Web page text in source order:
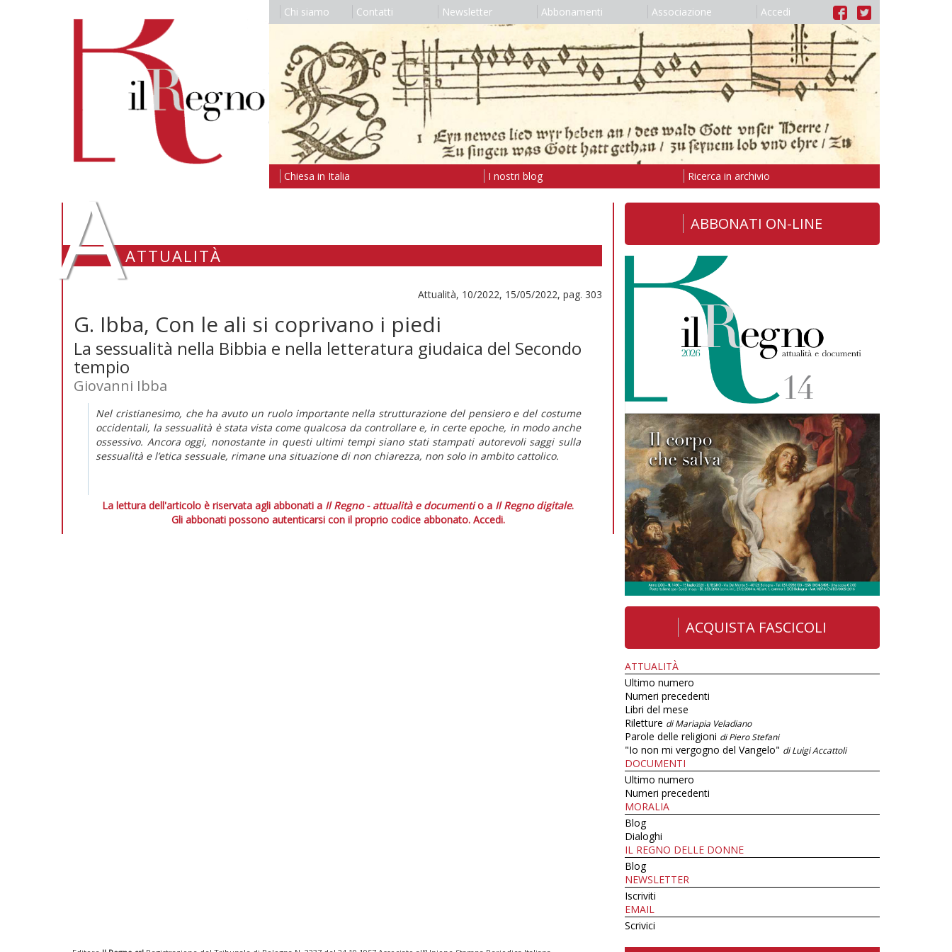
Chi siamo Contatti Newsletter Abbonamenti Associazione Accedi
Chiesa in Italia I nostri blog Ricerca in archivio
AATTUALITÀ
Attualità, 10/2022, 15/05/2022, pag. 303
G. Ibba, Con le ali si coprivano i piedi
La sessualità nella Bibbia e nella letteratura giudaica del Secondo
tempio
Giovanni Ibba
Nel cristianesimo, che ha avuto un ruolo importante nella strutturazione del pensiero e del costume
occidentali, la sessualità è stata vista come qualcosa da controllare e, in certe epoche, in modo anche
ossessivo. Ancora oggi, nonostante in questi ultimi tempi siano stati stampati autorevoli saggi sulla
sessualità e l’etica sessuale, rimane una situazione di non chiarezza, non solo in ambito cattolico.
La lettura dell'articolo è riservata agli abbonati a Il Regno - attualità e documentio a Il Regno digitale.
Gli abbonati possono autenticarsi con il proprio codice abbonato. Accedi.
ABBONATI ON-LINE
ACQUISTA FASCICOLI
ATTUALITÀ
Ultimo numero
Numeri precedenti
Libri del mese
Riletture di Mariapia Veladiano
Parole delle religioni di Piero Stefani
"Io non mi vergogno del Vangelo" di Luigi Accattoli
DOCUMENTI
Ultimo numero
Numeri precedenti
MORALIA
Blog
Dialoghi
IL REGNO DELLE DONNE
Blog
NEWSLETTER
Iscriviti
EMAIL
Scrivici